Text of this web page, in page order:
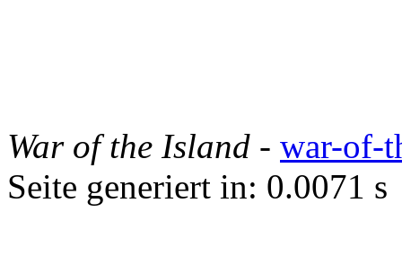
War of the Island - war-of-
Seite generiert in: 0.0071 s